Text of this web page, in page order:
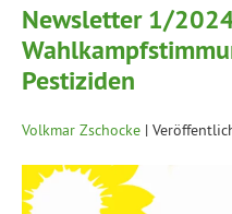
Newsletter 1/
Pestiziden
Volkmar Zschocke |